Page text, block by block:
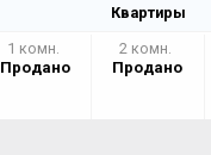
Квартиры
1 комн.
Продано
2 комн.
Продано